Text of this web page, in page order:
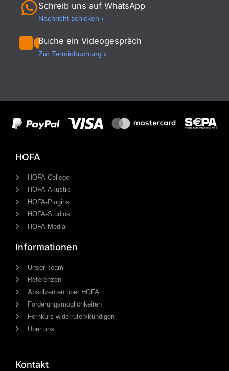
Schreib uns auf WhatsApp
Nachricht schicken ›
Buche ein Videogespräch
Zur Terminbuchung ›
HOFA
HOFA-College
HOFA-Akustik
HOFA-Plugins
HOFA-Studios
HOFA-Media
Informationen
Unser Team
Referenzen
Absolventen über HOFA
Förderungsmöglichkeiten
Fernkurs widerrufen/kündigen
Über uns
Kontakt